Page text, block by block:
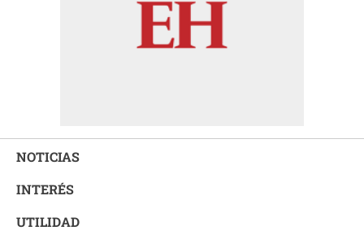
NOTICIAS
INTERÉS
UTILIDAD